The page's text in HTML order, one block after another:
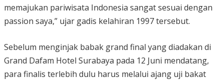
memajukan pariwisata Indonesia sangat sesuai dengan
passion saya,” ujar gadis kelahiran 1997 tersebut.
Sebelum menginjak babak grand final yang diadakan di
Grand Dafam Hotel Surabaya pada 12 Juni mendatang,
para finalis terlebih dulu harus melalui ajang uji bakat